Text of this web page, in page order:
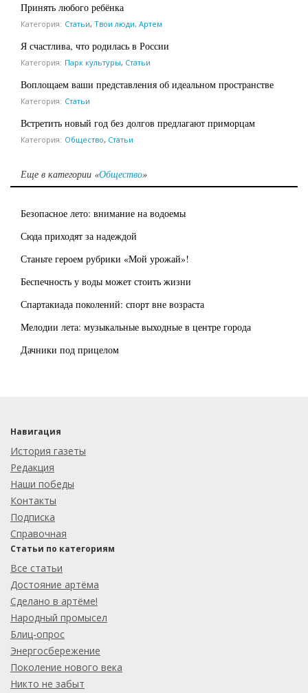
Принять любого ребёнка
Категория: Статьи, Твои люди, Артем
Я счастлива, что родилась в России
Категория: Парк культуры, Статьи
Воплощаем ваши представления об идеальном пространстве
Категория: Статьи
Встретить новый год без долгов предлагают приморцам
Категория: Общество, Статьи
Еще в категории «Общество»
Безопасное лето: внимание на водоемы
Сюда приходят за надеждой
Станьте героем рубрики «Мой урожай»!
Беспечность у воды может стоить жизни
Спартакиада поколений: спорт вне возраста
Мелодии лета: музыкальные выходные в центре города
Дачники под прицелом
Навигация
История газеты
Редакция
Наши победы
Контакты
Подписка
Справочная
Статьи по категориям
Все статьи
Достояние артёма
Сделано в артёме!
Народный промысел
Блиц-опрос
Энергосбережение
Поколение нового века
Никто не забыт